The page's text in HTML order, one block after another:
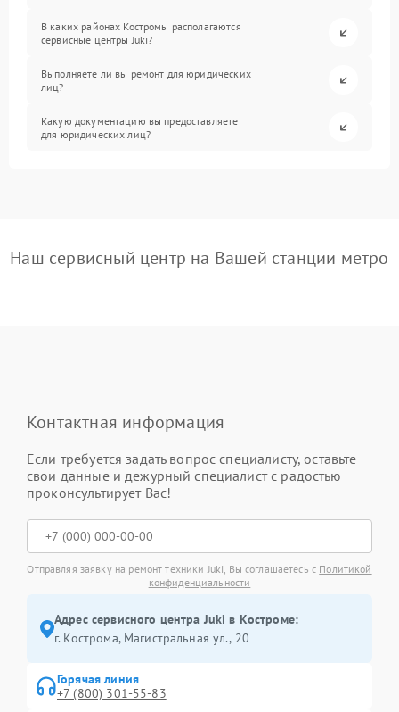
В каких районах Костромы располагаются
сервисные центры Juki?
Выполняете ли вы ремонт для юридических
лиц?
Какую документацию вы предоставляете
для юридических лиц?
Наш сервисный центр на Вашей станции метро
Контактная информация
Если требуется задать вопрос специалисту, оставьте
свои данные и дежурный специалист с радостью
проконсультирует Вас!
Отправляя заявку на ремонт техники Juki, Вы соглашаетесь с Политикой
конфиденциальности
Адрес сервисного центра Juki в Костроме:
г. Кострома, Магистральная ул., 20
Горячая линия
+7 (800) 301-55-83